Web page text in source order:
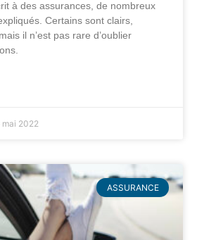
à des assurances, de nombreux
Certains sont clairs,
il n’est pas rare d’oublier
mai 2022
ASSURANCE